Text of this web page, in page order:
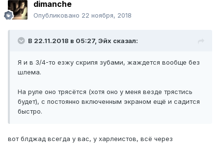
dimanche
Опубликовано 22 ноября, 2018
В 22.11.2018 в 05:27, Эйх сказал:
Я и в 3/4-то езжу скрипя зубами, жаждется вообще без
шлема.
На руле оно трясётся (хотя оно у меня везде трястись
будет), с постоянно включенным экраном ещё и садится
быстро.
вот блджад всегда у вас, у харлеистов, всё через